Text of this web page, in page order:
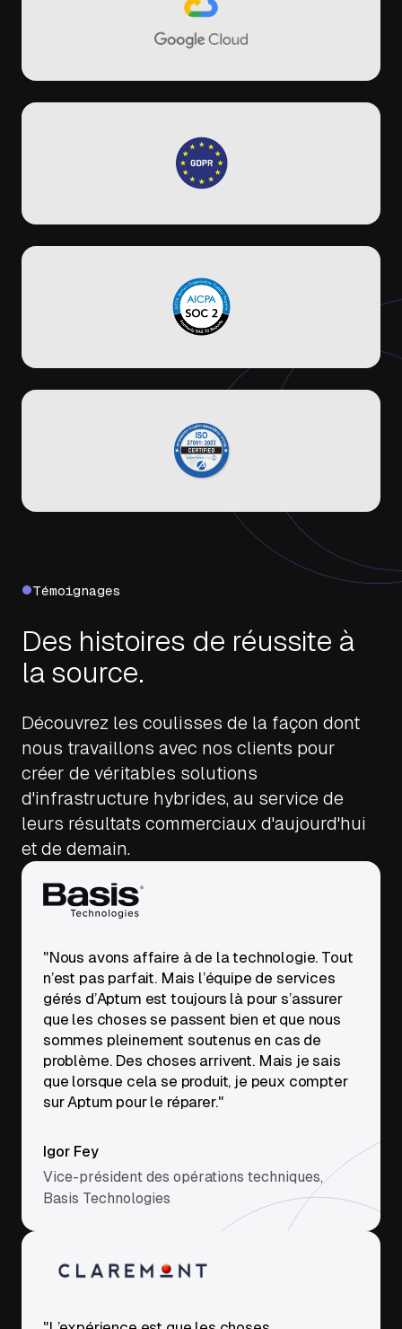
Témoignages
Des histoires de réussite à
la source.
Découvrez les coulisses de la façon dont
nous travaillons avec nos clients pour
créer de véritables solutions
d'infrastructure hybrides, au service de
leurs résultats commerciaux d'aujourd'hui
et de demain.
"Nous avons affaire à de la technologie. Tout
n’est pas parfait. Mais l’équipe de services
gérés d’Aptum est toujours là pour s’assurer
que les choses se passent bien et que nous
sommes pleinement soutenus en cas de
problème. Des choses arrivent. Mais je sais
que lorsque cela se produit, je peux compter
sur Aptum pour le réparer."
Igor Fey
Vice-président des opérations techniques,
Basis Technologies